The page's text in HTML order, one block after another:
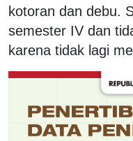
kotoran dan debu.
semester IV dan
karena tidak lagi